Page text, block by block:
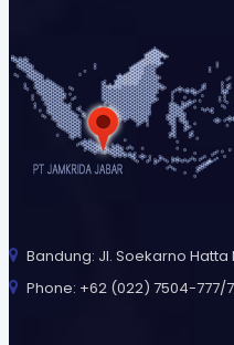
Bandung: Jl. Soekarno Hatta
Phone: +62 (022) 7504-777/